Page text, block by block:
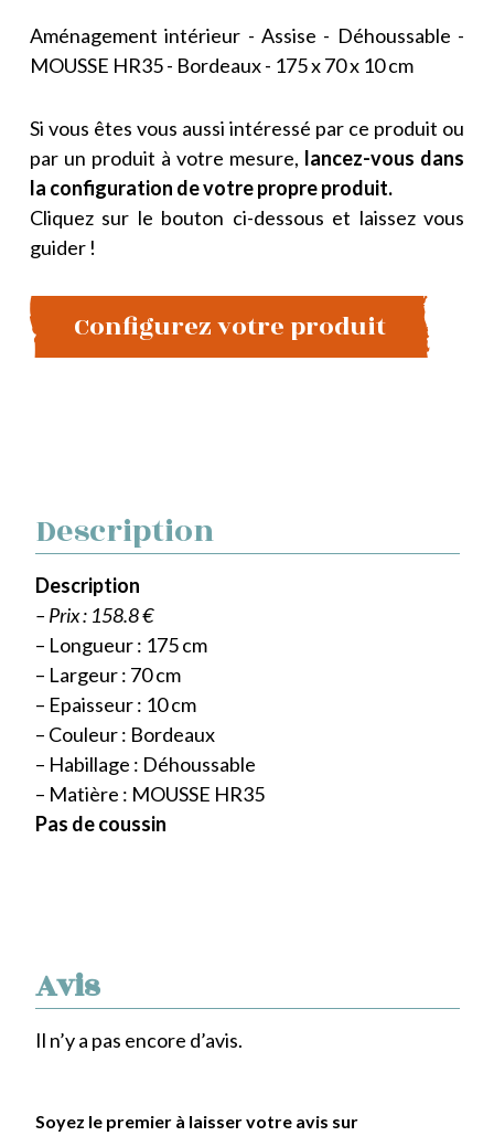
Aménagement intérieur - Assise - Déhoussable -
MOUSSE HR35 - Bordeaux - 175 x 70 x 10 cm
Si vous êtes vous aussi intéressé par ce produit ou
par un produit à votre mesure, lancez-vous dans
la configuration de votre propre produit.
Cliquez sur le bouton ci-dessous et laissez vous
guider !
Configurez votre produit
Avis
Il n’y a pas encore d’avis.
Soyez le premier à laisser votre avis sur
Description
Description
– Prix : 158.8 €
– Longueur : 175 cm
– Largeur : 70 cm
– Epaisseur : 10 cm
– Couleur : Bordeaux
– Habillage : Déhoussable
– Matière : MOUSSE HR35
Pas de coussin